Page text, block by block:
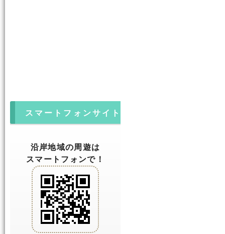
スマートフォンサイト
沿岸地域の周遊は
スマートフォンで！